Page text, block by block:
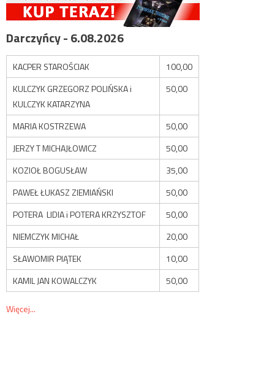
Darczyńcy - 6.08.2026
KACPER STAROŚCIAK
100,00
KULCZYK GRZEGORZ POLIŃSKA i
KULCZYK KATARZYNA
50,00
MARIA KOSTRZEWA
50,00
JERZY T MICHAJŁOWICZ
50,00
KOZIOŁ BOGUSŁAW
35,00
PAWEŁ ŁUKASZ ZIEMIAŃSKI
50,00
POTERA LIDIA i POTERA KRZYSZTOF
50,00
NIEMCZYK MICHAŁ
20,00
SŁAWOMIR PIĄTEK
10,00
KAMIL JAN KOWALCZYK
50,00
Więcej...